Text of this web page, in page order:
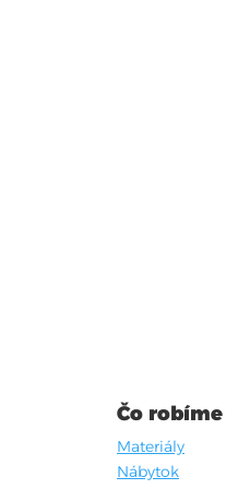
Čo robíme
Materiály
Nábytok